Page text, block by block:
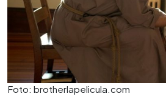
Foto: brotherlapelicula.com